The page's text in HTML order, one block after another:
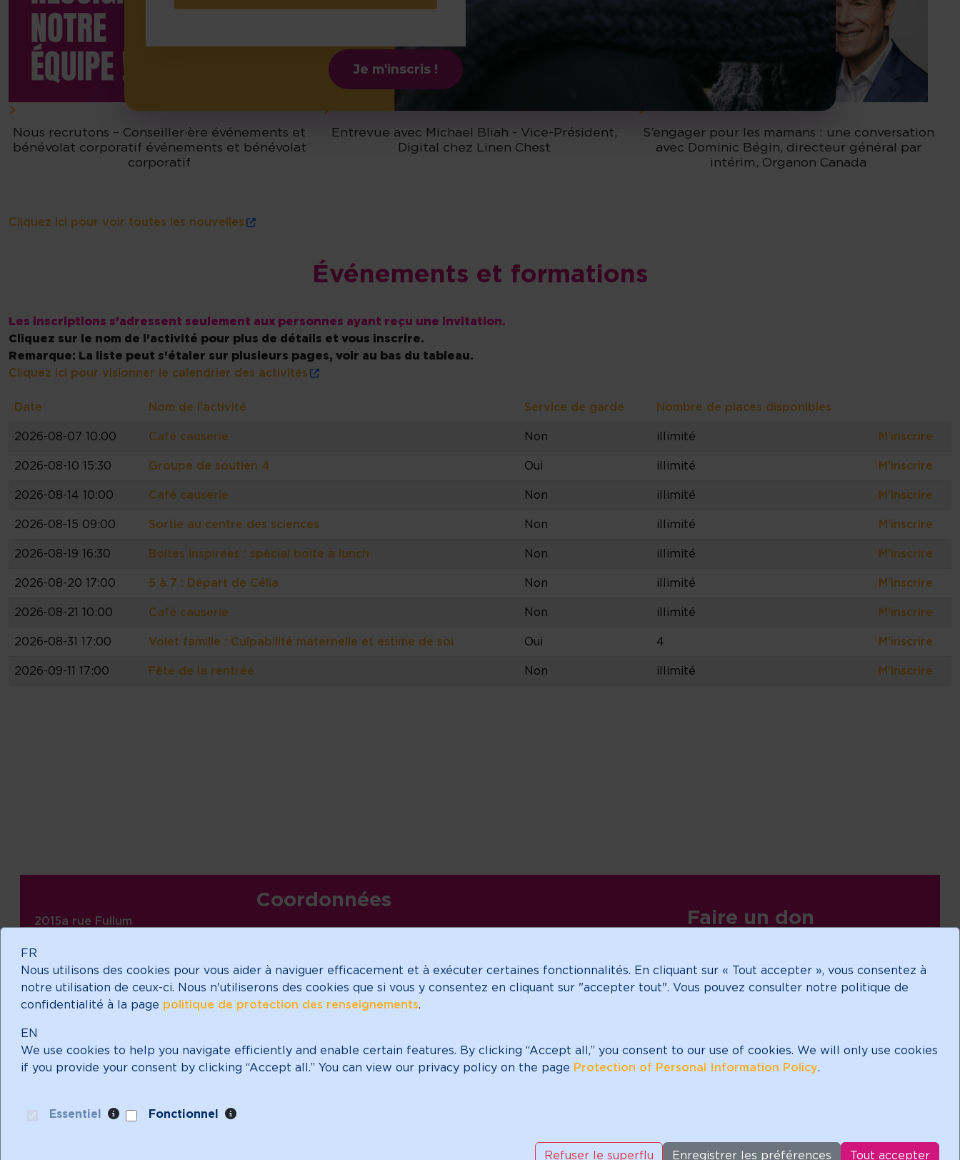
FR
Nous utilisons des cookies pour vous aider à naviguer efficacement et à exécuter certaines fonctionnalités. En cliquant sur « Tout accepter », vous consentez à
notre utilisation de ceux-ci. Nous n'utiliserons des cookies que si vous y consentez en cliquant sur "accepter tout". Vous pouvez consulter notre politique de
confidentialité à la page politique de protection des renseignements.
EN
We use cookies to help you navigate efficiently and enable certain features. By clicking “Accept all,” you consent to our use of cookies. We will only use cookies
if you provide your consent by clicking “Accept all.” You can view our privacy policy on the page Protection of Personal Information Policy.
Essentiel Fonctionnel
Refuser le superflu Enregistrer les préférences Tout accepter
Nous recrutons – Conseiller·ère événements et
bénévolat corporatif événements et bénévolat
corporatif
Entrevue avec Michael Bliah - Vice-Président,
Digital chez Linen Chest
S’engager pour les mamans : une conversation
avec Dominic Bégin, directeur général par
intérim, Organon Canada
Cliquez ici pour voir toutes les nouvelles
Événements et formations
Les inscriptions s'adressent seulement aux personnes ayant reçu une invitation.
Cliquez sur le nom de l'activité pour plus de détails et vous inscrire.
Remarque: La liste peut s'étaler sur plusieurs pages, voir au bas du tableau.
Cliquez ici pour visionner le calendrier des activités
Date Nom de l'activité Service de garde Nombre de places disponibles
2026-08-07 10:00 Café causerie Non illimité M'inscrire
2026-08-10 15:30 Groupe de soutien 4 Oui illimité M'inscrire
2026-08-14 10:00 Café causerie Non illimité M'inscrire
2026-08-15 09:00 Sortie au centre des sciences Non illimité M'inscrire
2026-08-19 16:30 Boites inspirées : spécial boite à lunch Non illimité M'inscrire
2026-08-20 17:00 5 à 7 : Départ de Célia Non illimité M'inscrire
2026-08-21 10:00 Café causerie Non illimité M'inscrire
2026-08-31 17:00 Volet famille : Culpabilité maternelle et estime de soi Oui 4 M'inscrire
2026-09-11 17:00 Fête de la rentrée Non illimité M'inscrire
Je m'inscris !
Coordonnées
2015a rue Fullum
Téléphone : (514) 282-1882
Courriel :info@meresavecpouvoir.org
facebook linkedin
Faire un don
Mères avec pouvoir est un organisme de bienfaisance enregistré avec un statut d'exonération fiscale.